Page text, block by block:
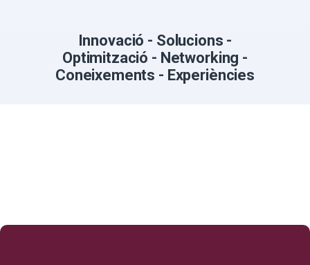
Innovació - Solucions -
Optimització - Networking -
Coneixements - Experiències